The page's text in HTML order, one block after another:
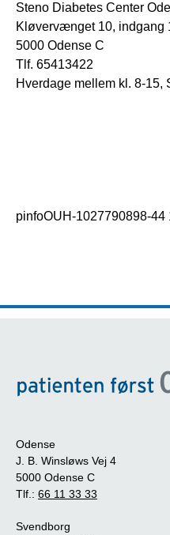
Steno Diabetes Center
Kløvervænget 10, indgang
5000 Odense C
Tlf. 65413422
Hverdage mellem kl. 8-15,
pinfoOUH-1027790898-44
Odense
J. B. Winsløws Vej 4
5000 Odense C
Tlf.: 66 11 33 33
Svendborg